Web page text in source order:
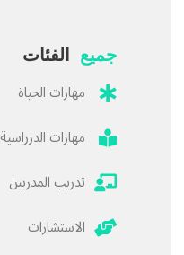
جميع الفئات
مهارات الحياة
مهارات الدرراسية
تدريب المدربين
الاستشارات